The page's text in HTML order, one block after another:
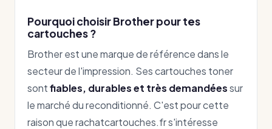
Pourquoi choisir Brother pour tes
cartouches ?
Brother est une marque de référence dans le
secteur de l'impression. Ses cartouches toner
sontfiables, durables et très demandéessur
le marché du reconditionné. C'est pour cette
raison que rachatcartouches.fr s'intéresse